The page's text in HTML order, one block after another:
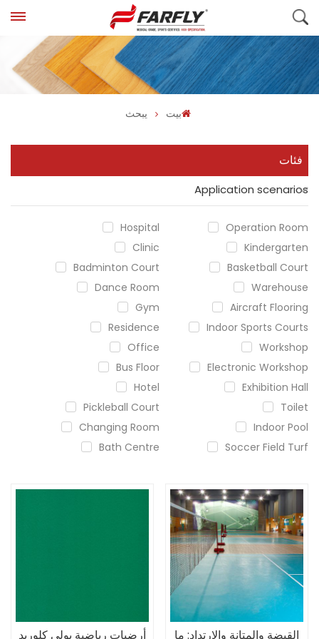
بيت يبحث
فئات
Application scenarios
Hospital
Operation Room
Clinic
Kindergarten
Badminton Court
Basketball Court
Dance Room
Warehouse
Gym
Aircraft Flooring
Residence
Indoor Sports Courts
Office
Workshop
Bus Floor
Electronic Workshop
Hotel
Exhibition Hall
Pickleball Court
Toilet
Changing Room
Indoor Pool
Bath Centre
Soccer Field Turf
أرضيات رياضية بولي كلوريد
القبضة والمتانة والارتداد: ما